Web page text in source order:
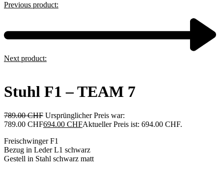
Previous product:
Next product:
Stuhl F1 – TEAM 7
789.00CHF Ursprünglicher Preis war:
789.00 CHF694.00 CHFAktueller Preis ist: 694.00 CHF.
Freischwinger F1
Bezug in Leder L1 schwarz
Gestell in Stahl schwarz matt